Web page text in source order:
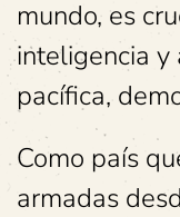
mundo, es
inteligencia y
pacífica,
Como país
armadas